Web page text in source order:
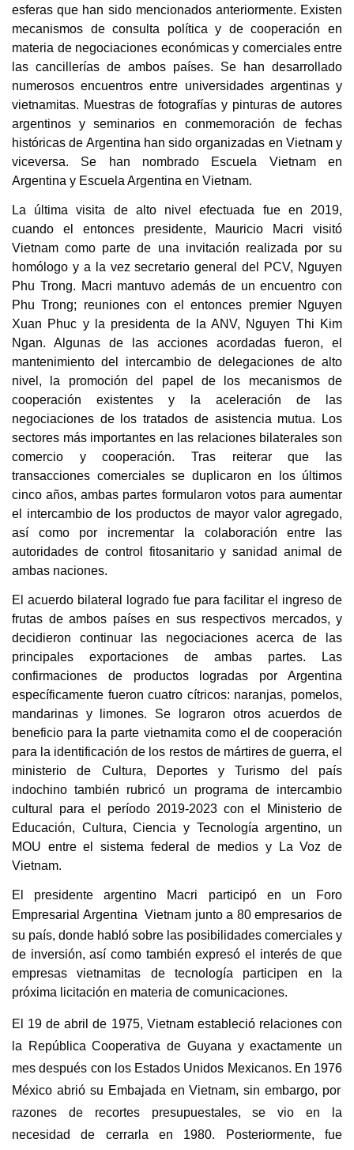
esferas que han sido mencionados anteriormente. Existen
mecanismos de consulta política y de cooperación en
materia de negociaciones económicas y comerciales entre
las cancillerías de ambos países. Se han desarrollado
numerosos encuentros entre universidades argentinas y
vietnamitas. Muestras de fotografías y pinturas de autores
argentinos y seminarios en conmemoración de fechas
históricas de Argentina han sido organizadas en Vietnam y
viceversa. Se han nombrado Escuela Vietnam en
Argentina y Escuela Argentina en Vietnam.
La última visita de alto nivel efectuada fue en 2019,
cuando el entonces presidente, Mauricio Macri visitó
Vietnam como parte de una invitación realizada por su
homólogo y a la vez secretario general del PCV, Nguyen
Phu Trong. Macri mantuvo además de un encuentro con
Phu Trong; reuniones con el entonces premier Nguyen
Xuan Phuc y la presidenta de la ANV, Nguyen Thi Kim
Ngan. Algunas de las acciones acordadas fueron, el
mantenimiento del intercambio de delegaciones de alto
nivel, la promoción del papel de los mecanismos de
cooperación existentes y la aceleración de las
negociaciones de los tratados de asistencia mutua. Los
sectores más importantes en las relaciones bilaterales son
comercio y cooperación. Tras reiterar que las
transacciones comerciales se duplicaron en los últimos
cinco años, ambas partes formularon votos para aumentar
el intercambio de los productos de mayor valor agregado,
así como por incrementar la colaboración entre las
autoridades de control fitosanitario y sanidad animal de
ambas naciones.
El acuerdo bilateral logrado fue para facilitar el ingreso de
frutas de ambos países en sus respectivos mercados, y
decidieron continuar las negociaciones acerca de las
principales exportaciones de ambas partes. Las
confirmaciones de productos logradas por Argentina
específicamente fueron cuatro cítricos: naranjas, pomelos,
mandarinas y limones. Se lograron otros acuerdos de
beneficio para la parte vietnamita como el de cooperación
para la identificación de los restos de mártires de guerra, el
ministerio de Cultura, Deportes y Turismo del país
indochino también rubricó un programa de intercambio
cultural para el período 2019-2023 con el Ministerio de
Educación, Cultura, Ciencia y Tecnología argentino, un
MOU entre el sistema federal de medios y La Voz de
Vietnam.
El presidente argentino Macri participó en un Foro
Empresarial Argentina Vietnam junto a 80 empresarios de
su país, donde habl ó sobre las posibilidades comerciales y
de inversión, así como también expresó el interés de que
empresas vietnamitas de tecnología participen en la
próxima licitación en materia de comunicaciones.
El 19 de abril de 1975, Vietnam estableció relaciones con
la República Cooperativa de Guyana y exactamente un
mes después con los Estados Unidos Mexicanos. En 1976
México abrió su Embajada en Vietnam, sin embargo, por
razones de recortes presupuestales, se vio en la
necesidad de cerrarla en 1980. Posteriormente, fue